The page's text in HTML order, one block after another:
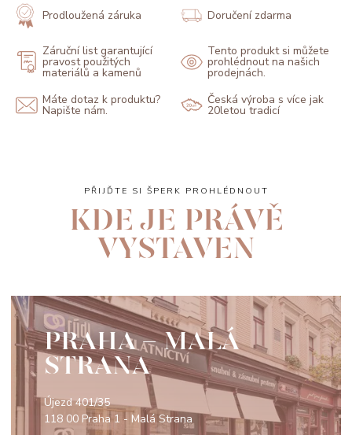
Prodloužená záruka Doručení zdarma
Záruční list garantující
pravost použitých
materiálů a kamenů
Tento produkt si můžete
prohlédnout na našich
prodejnách.
Máte dotaz k produktu?
Napište nám.
Česká výroba s více jak
20letou tradicí
PŘIJĎTE SI ŠPERK PROHLÉDNOUT
KDE JE PRÁVĚ
VYSTAVEN
PRAHA - MALÁ
STRANA
Újezd 401/35
118 00 Praha 1 - Malá Strana